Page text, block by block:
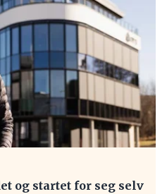
og startet for seg selv